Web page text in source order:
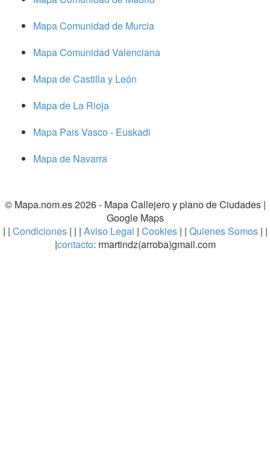
Mapa Comunidad de Murcia
Mapa Comunidad Valenciana
Mapa de Castilla y León
Mapa de La Rioja
Mapa Pais Vasco - Euskadi
Mapa de Navarra
© Mapa.nom.es 2026 - Mapa Callejero y plano de Ciudades|
Google Maps
| | Condiciones| | | Aviso Legal | Cookies | | Quienes Somos | |
|contacto: rmartindz(arroba)gmail.com